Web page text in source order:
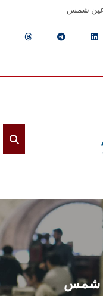
عين شمس
الرئيسيـة
عن الجامعة
القطاعـات شمس